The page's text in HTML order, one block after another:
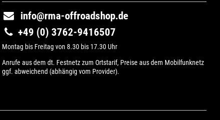
info@rma-offroadshop.de
+49 (0) 3762-9416507
Montag bis Freitag von 8.30 bis 17.30 Uhr
Anrufe aus dem dt. Festnetz zum Ortstarif, Preise aus dem Mobilfunknetz
ggf. abweichend (abhängig vom Provider).